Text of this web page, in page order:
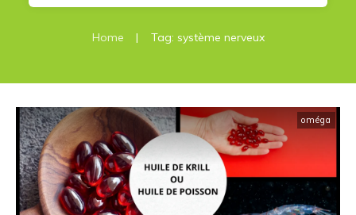
Home | Tag: système nerveux
oméga